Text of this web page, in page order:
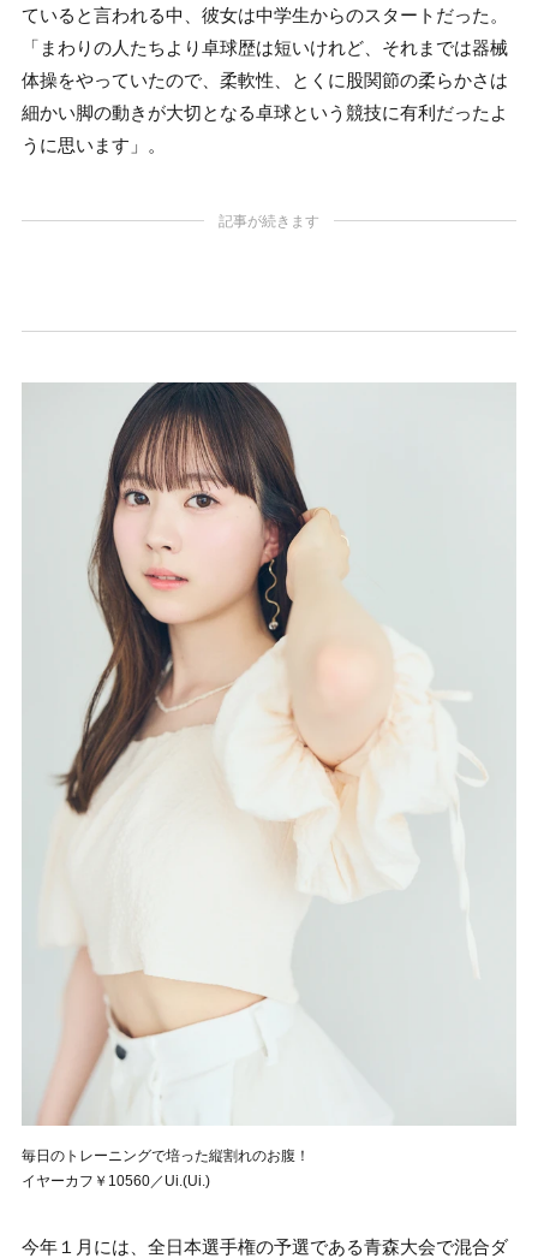
ていると言われる中、彼女は中学生からのスタートだった。
「まわりの人たちより卓球歴は短いけれど、それまでは器械
体操をやっていたので、柔軟性、とくに股関節の柔らかさは
細かい脚の動きが大切となる卓球という競技に有利だったよ
うに思います」。
記事が続きます
毎日のトレーニングで培った縦割れのお腹！
イヤーカフ￥10560／Ui.(Ui.)
今年１月には、全日本選手権の予選である青森大会で混合ダ